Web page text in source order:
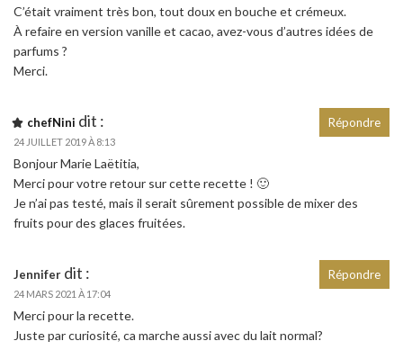
C’était vraiment très bon, tout doux en bouche et crémeux.
À refaire en version vanille et cacao, avez-vous d’autres idées de
parfums ?
Merci.
chefNini dit :
24 JUILLET 2019 À 8:13
Bonjour Marie Laëtitia,
Merci pour votre retour sur cette recette ! 🙂
Je n’ai pas testé, mais il serait sûrement possible de mixer des
fruits pour des glaces fruitées.
Répondre
Jennifer dit :
24 MARS 2021 À 17:04
Merci pour la recette.
Juste par curiosité, ca marche aussi avec du lait normal?
Répondre